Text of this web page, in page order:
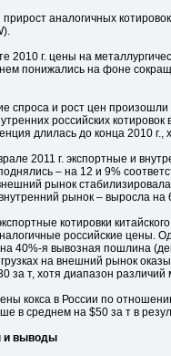
аналогичных
2010 г. цены на
понижались на фоне
спроса и рост цен
российских
длилась до конца 2010
2011 г. экспортные и
– на 12 и 9%
рынок
рынок – выросла на
котировки
российские цены.
40%-я вывозная пошлина
на внешний рынок
за т, хотя диапазон различий
кокса в России по
в среднем на $50 за т в
и выводы